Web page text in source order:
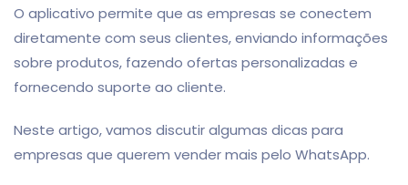
O aplicativo permite que as empresas se conectem
diretamente com seus clientes, enviando informações
sobre produtos, fazendo ofertas personalizadas e
fornecendo suporte ao cliente.
Neste artigo, vamos discutir algumas dicas para
empresas que querem vender mais pelo WhatsApp.